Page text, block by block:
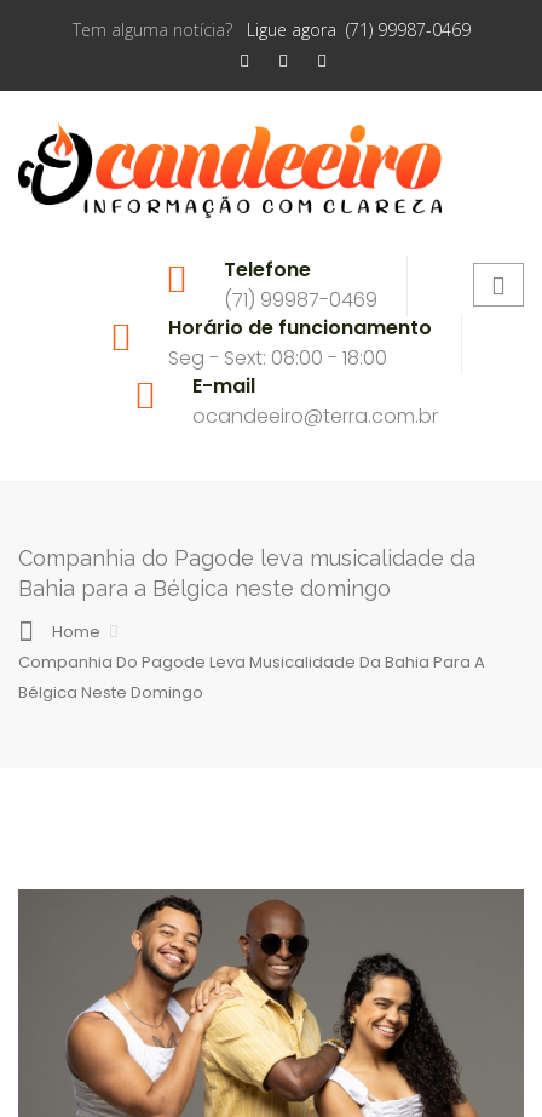
Tem alguma notícia? Ligue agora (71) 99987-0469
Telefone
(71) 99987-0469
Horário de funcionamento
Seg - Sext: 08:00 - 18:00
E-mail
ocandeeiro@terra.com.br
Companhia do Pagode leva musicalidade da
Bahia para a Bélgica neste domingo
Home
Companhia Do Pagode Leva Musicalidade Da Bahia Para A
Bélgica Neste Domingo